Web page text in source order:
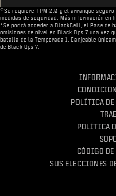
◇ Se requiere TPM 2.0 y el arranque
medidas de seguridad. Más información en
*Se podrá acceder a BlackCell, el Pase
omisiones de nivel en Black Ops 7 una vez
batalla de la Temporada 1. Canjeable
de Black Ops 7.
POLÍTICA
POLÍTICA
CÓDIGO
SUS ELECCIONES